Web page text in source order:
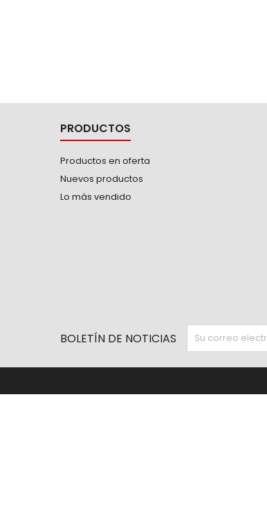
PRODUCTOS
Productos en oferta
Nuevos productos
Lo más vendido
BOLETÍN DE NOTICIAS